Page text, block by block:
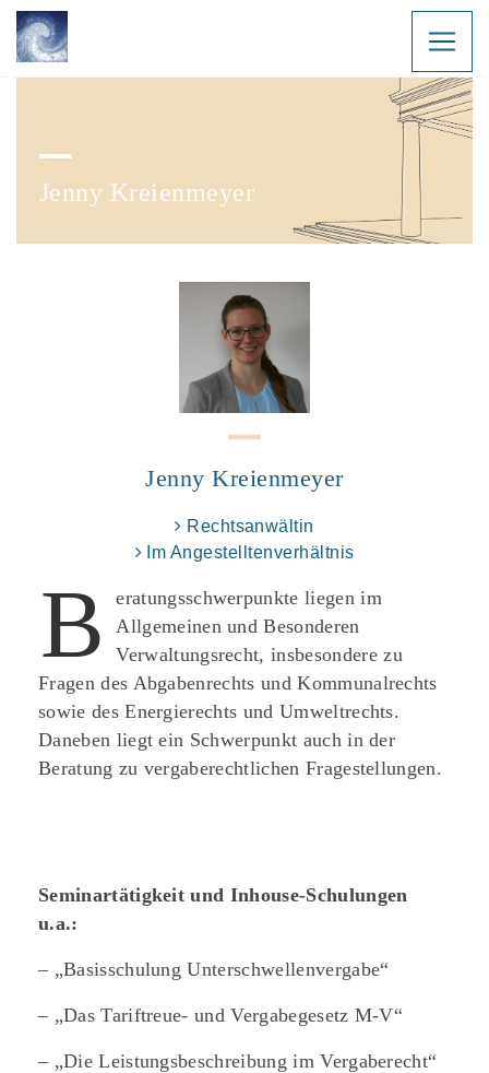
Jenny Kreienmeyer
Jenny Kreienmeyer
Rechtsanwältin
Im Angestelltenverhältnis
B
eratungsschwerpunkte liegen im
Allgemeinen und Besonderen
Verwaltungsrecht, insbesondere zu
Fragen des Abgabenrechts und Kommunalrechts
sowie des Energierechts und Umweltrechts.
Daneben liegt ein Schwerpunkt auch in der
Beratung zu vergaberechtlichen Fragestellungen.
Seminartätigkeit und Inhouse-Schulungen
u.a.:
– „Basisschulung Unterschwellenvergabe“
– „Das Tariftreue- und Vergabegesetz M-V“
– „Die Leistungsbeschreibung im Vergaberecht“